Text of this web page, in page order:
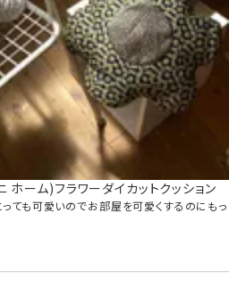
ーム)フラワーダイカットクッション
っても可愛いのでお部屋を可愛くするのにもっ